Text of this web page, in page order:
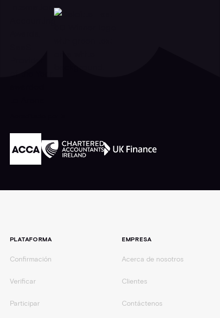
PLATAFORMA
Confirmación
Verificar
Participar
EMPRESA
Acerca de nosotros
Clientes
Contáctenos